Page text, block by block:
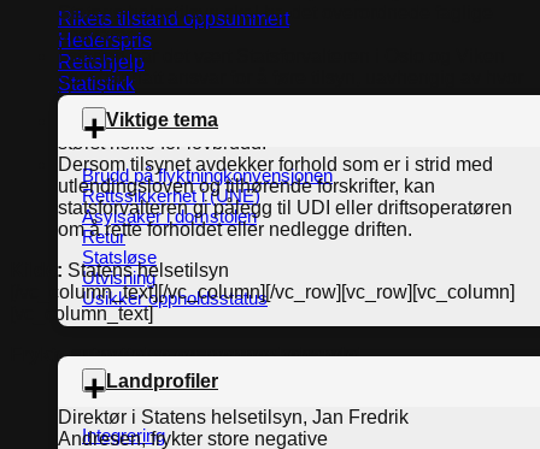
Rikets tilstand oppsummert
Hederspris
Rettshjelp
Statistikk
Viktige tema
Brudd på flyktningkonvensjonen
Rettssikkerhet i (UNE)
Asylsaker i domstolen
Retur
Statsløse
Utvisning
Usikker oppholdsstatus
Landprofiler
Integrering
Statens helsetilsyn skal ha det overordnede faglige
ansvaret.
I starten har det vært Statsforvalteren i Oslo og Viken
som har hatt ansvar for å føre tilsyn, uavhengig av hvor
i landet asylmottaket ligger.
Statsforvalteren skal planlegge tilsyn etter hvor det er
størst risiko for lovbrudd.
Dersom tilsynet avdekker forhold som er i strid med
utlendingsloven og tilhørende forskrifter, kan
statsforvalteren gi pålegg til UDI eller driftsoperatøren
om å rette forholdet eller nedlegge driften.
Kilde: Statens helsetilsyn
[/vc_column_text][/vc_column][/vc_row][vc_row][vc_column]
[vc_column_text]
Frykter utnyttelse og menneskehandel
Direktør i Statens helsetilsyn, Jan Fredrik
Andresen, frykter store negative